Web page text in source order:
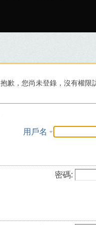
抱歉，您尚未登錄，沒有權限
用戶名
密碼: